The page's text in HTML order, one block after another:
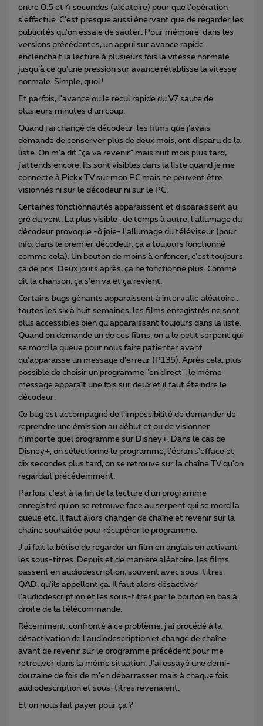
entre 0.5 et 4 secondes (aléatoire) pour que l'opération
s'effectue. C'est presque aussi énervant que de regarder les
publicités qu'on essaie de sauter. Pour mémoire, dans les
versions précédentes, un appui sur avance rapide
enclenchait la lecture à plusieurs fois la vitesse normale
jusqu’à ce qu'une pression sur avance rétablisse la vitesse
normale. Simple, quoi !
Et parfois, l'avance ou le recul rapide du V7 saute de
plusieurs minutes d'un coup.
Quand j'ai changé de décodeur, les films que j'avais
demandé de conserver plus de deux mois, ont disparu de la
liste. On m'a dit "ça va revenir" mais huit mois plus tard,
j'attends encore. Ils sont visibles dans la liste quand je me
connecte à Pickx TV sur mon PC mais ne peuvent être
visionnés ni sur le décodeur ni sur le PC.
Certaines fonctionnalités apparaissent et disparaissent au
gré du vent. La plus visible : de temps à autre, l'allumage du
décodeur provoque -ô joie- l'allumage du téléviseur (pour
info, dans le premier décodeur, ça a toujours fonctionné
comme cela). Un bouton de moins à enfoncer, c'est toujours
ça de pris. Deux jours après, ça ne fonctionne plus. Comme
dit la chanson, ça s'en va et ça revient.
Certains bugs gênants apparaissent à intervalle aléatoire :
toutes les six à huit semaines, les films enregistrés ne sont
plus accessibles bien qu'apparaissant toujours dans la liste.
Quand on demande un de ces films, on a le petit serpent qui
se mord la queue pour nous faire patienter avant
qu'apparaisse un message d'erreur (P135). Après cela, plus
possible de choisir un programme "en direct", le même
message apparaît une fois sur deux et il faut éteindre le
décodeur.
Ce bug est accompagné de l'impossibilité de demander de
reprendre une émission au début et ou de visionner
n'importe quel programme sur Disney+. Dans le cas de
Disney+, on sélectionne le programme, l'écran s'efface et
dix secondes plus tard, on se retrouve sur la chaîne TV qu'on
regardait précédemment.
Parfois, c'est à la fin de la lecture d'un programme
enregistré qu'on se retrouve face au serpent qui se mord la
queue etc. Il faut alors changer de chaîne et revenir sur la
chaîne souhaitée pour récupérer le programme.
J'ai fait la bêtise de regarder un film en anglais en activant
les sous-titres. Depuis et de manière aléatoire, les films
passent en audiodescription, souvent avec sous-titres.
QAD, qu'ils appellent ça. Il faut alors désactiver
l'audiodescription et les sous-titres par le bouton en bas à
droite de la télécommande.
Récemment, confronté à ce problème, j'ai procédé à la
désactivation de l'audiodescription et changé de chaîne
avant de revenir sur le programme précédent pour me
retrouver dans la même situation. J'ai essayé une demi-
douzaine de fois de m'en débarrasser mais à chaque fois
audiodescription et sous-titres revenaient.
Et on nous fait payer pour ça ?